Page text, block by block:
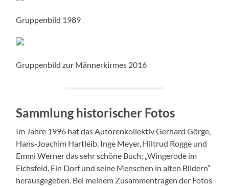
Gruppenbild 1989
Gruppenbild zur Männerkirmes 2016
Sammlung historischer Fotos
Im Jahre 1996 hat das Autorenkollektiv Gerhard Görge,
Hans-Joachim Hartleib, Inge Meyer, Hiltrud Rogge und
Emmi Werner das sehr schöne Buch: „Wingerode im
Eichsfeld. Ein Dorf und seine Menschen in alten Bildern“
herausgegeben. Bei meinem Zusammentragen der Fotos